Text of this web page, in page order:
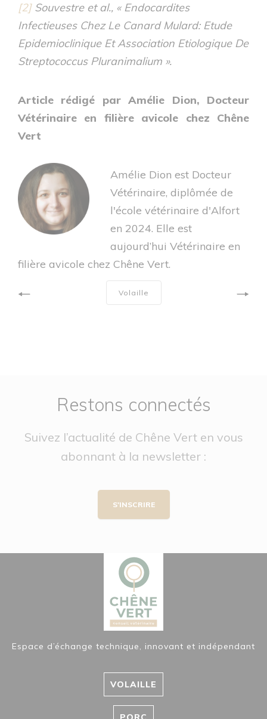
[2]Souvestre et al., « Endocardites
Infectieuses Chez Le Canard Mulard: Etude
Epidemioclinique Et Association Etiologique De
Streptococcus Pluranimalium ».
Article rédigé par Amélie Dion, Docteur
Vétérinaire en filière avicole chez Chêne
Vert
Amélie Dion est Docteur
Vétérinaire, diplômée de
l'école vétérinaire d'Alfort
en 2024. Elle est
aujourd’hui Vétérinaire en
filière avicole chez Chêne Vert.
Volaille
Restons connectés
Suivez l’actualité de Chêne Vert en vous
abonnant à la newsletter :
S'INSCRIRE
Espace d’échange technique, innovant et indépendant
VOLAILLE